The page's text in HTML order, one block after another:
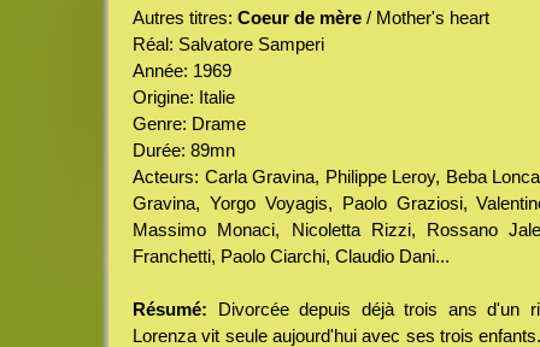
Autres titres: Coeur de mère / Mother's heart
Réal: Salvatore Samperi
Année: 1969
Origine: Italie
Genre: Drame
Durée: 89mn
Acteurs: Carla Gravina, Philippe Leroy, Beba
Gravina, Yorgo Voyagis, Paolo Graziosi,
Massimo Monaci, Nicoletta Rizzi, Rossano
Franchetti, Paolo Ciarchi, Claudio Dani...
Résumé: Divorcée depuis déjà trois ans d'un
Lorenza vit seule aujourd'hui avec ses trois